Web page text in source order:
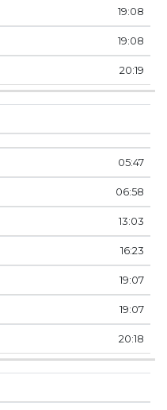
19:08
19:08
20:19
05:47
06:58
13:03
16:23
19:07
19:07
20:18